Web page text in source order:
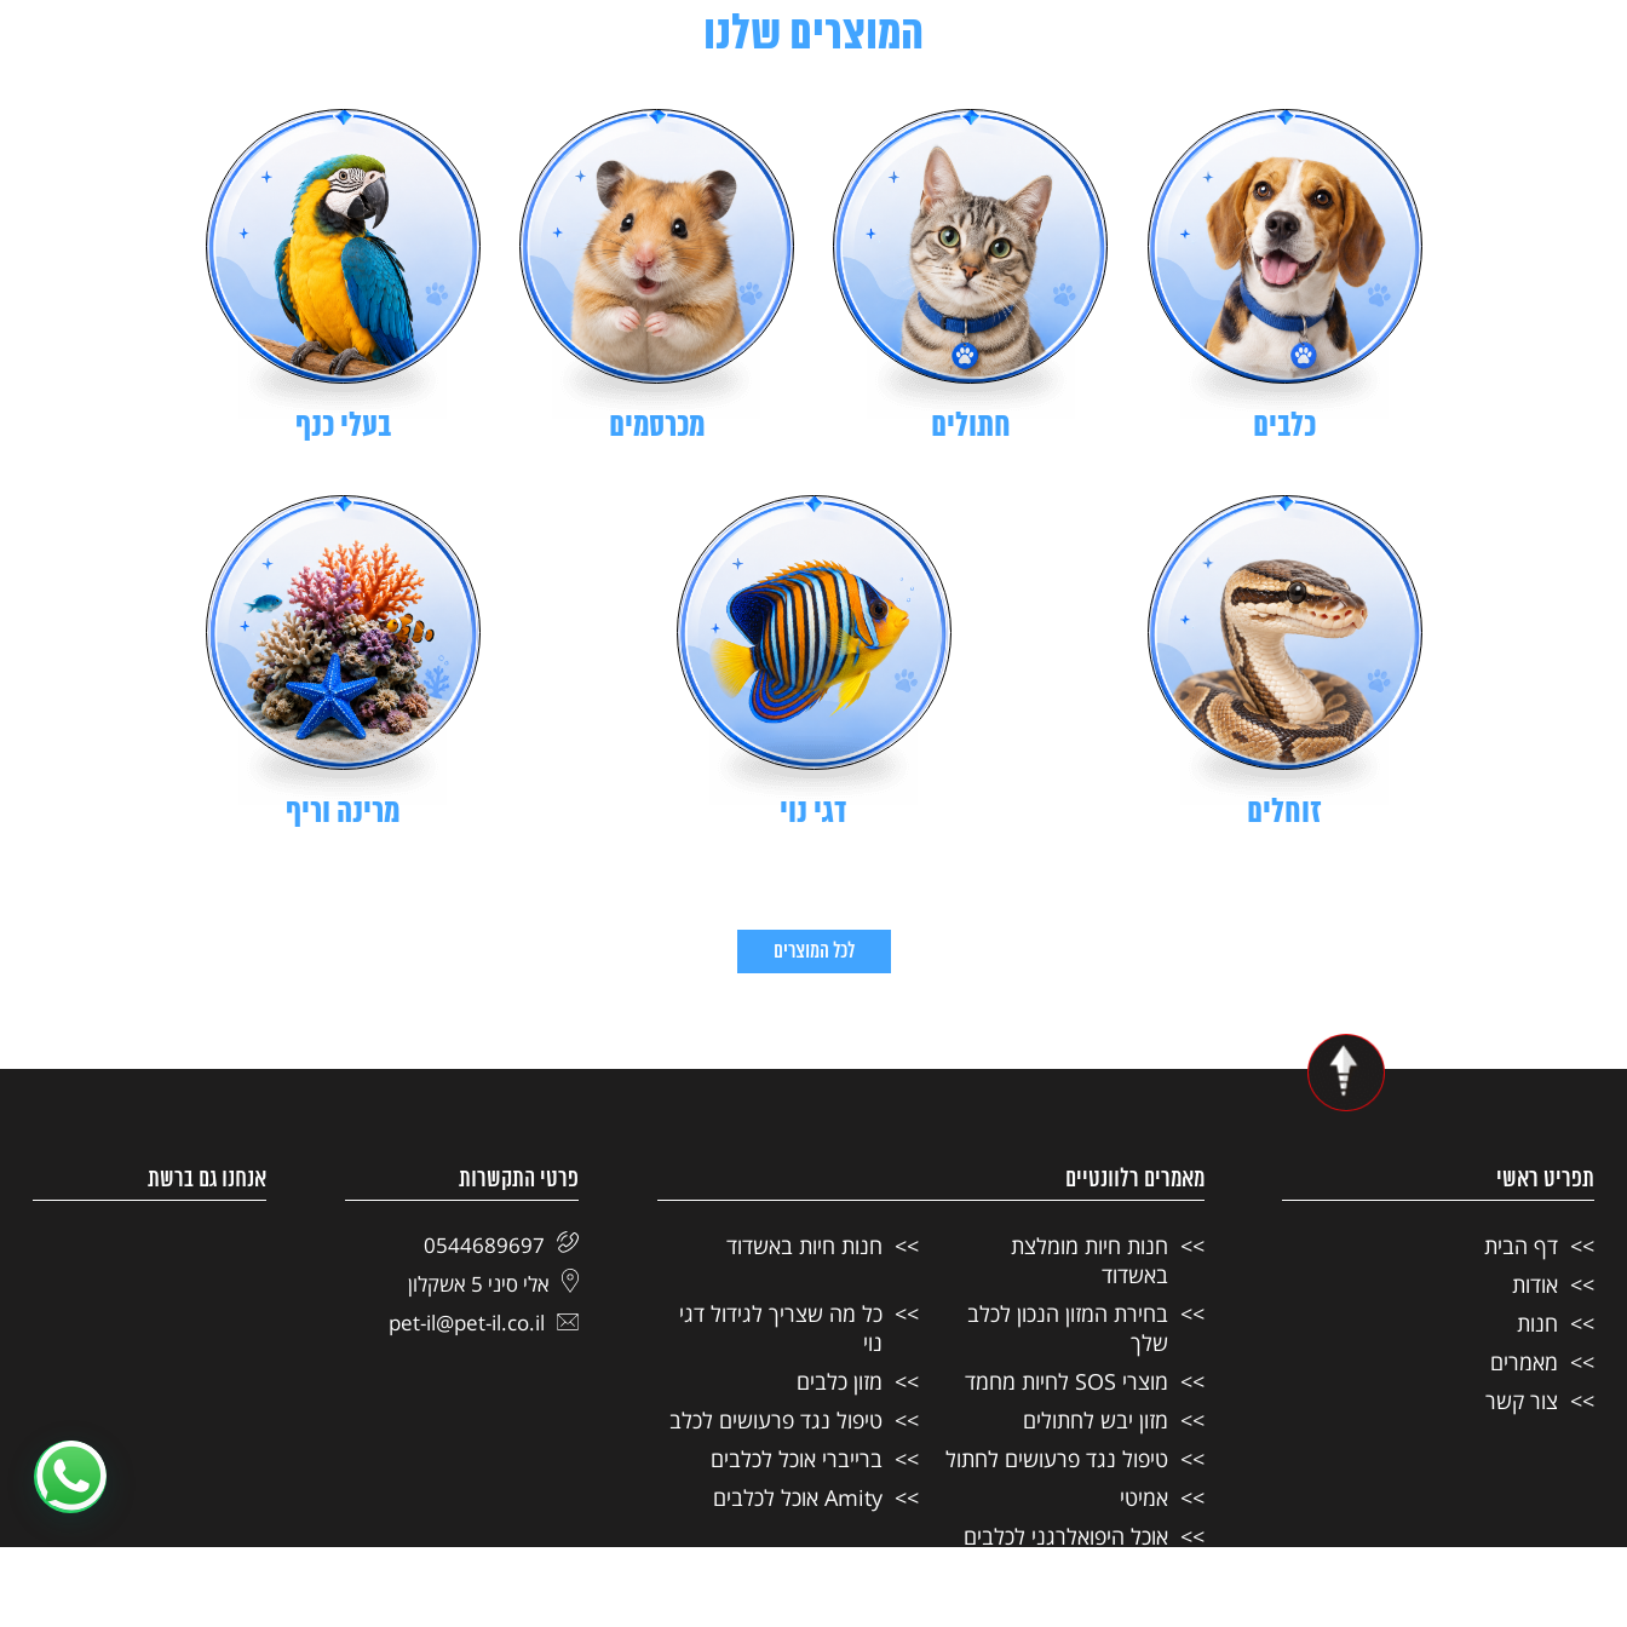
המוצרים שלנו
כלבים חתולים מכרסמים בעלי כנף
זוחלים דגי נוי מרינה וריף
לכל המוצרים
תפריט ראשי
דף הבית
אודות
חנות
מאמרים
צור קשר
מאמרים רלוונטיים
חנות חיות מומלצת
באשדוד
חנות חיות באשדוד
בחירת המזון הנכון לכלב
שלך
כל מה שצריך לגידול דגי
נוי
מוצרי SOS לחיות מחמד
מזון כלבים
מזון יבש לחתולים
טיפול נגד פרעושים לכלב
טיפול נגד פרעושים לחתול
ברייברי אוכל לכלבים
אמיטי
Amity אוכל לכלבים
אוכל היפואלרגני לכלבים
פרטי התקשרות
0544689697
אלי סיני 5 אשקלון
pet-il@pet-il.co.il
אנחנו גם ברשת